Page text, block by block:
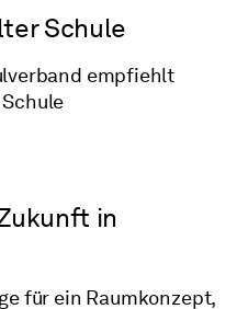
Schule
empfiehlt
in
für ein Raumkonzept,